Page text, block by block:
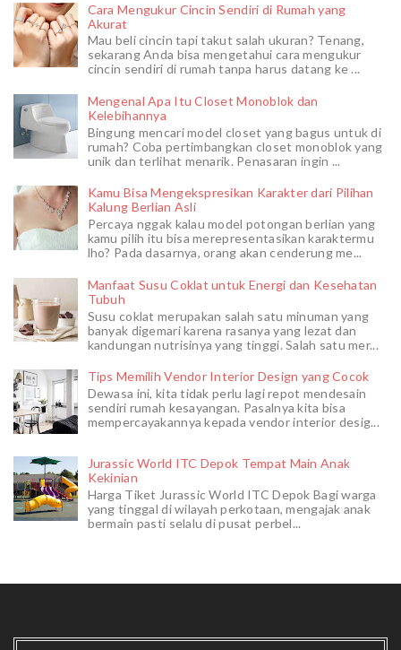
Cara Mengukur Cincin Sendiri di Rumah yang
Akurat
Mau beli cincin tapi takut salah ukuran? Tenang,
sekarang Anda bisa mengetahui cara mengukur
cincin sendiri di rumah tanpa harus datang ke ...
Mengenal Apa Itu Closet Monoblok dan
Kelebihannya
Bingung mencari model closet yang bagus untuk di
rumah? Coba pertimbangkan closet monoblok yang
unik dan terlihat menarik. Penasaran ingin ...
Kamu Bisa Mengekspresikan Karakter dari Pilihan
Kalung Berlian Asli
Percaya nggak kalau model potongan berlian yang
kamu pilih itu bisa merepresentasikan karaktermu
lho? Pada dasarnya, orang akan cenderung me...
Manfaat Susu Coklat untuk Energi dan Kesehatan
Tubuh
Susu coklat merupakan salah satu minuman yang
banyak digemari karena rasanya yang lezat dan
kandungan nutrisinya yang tinggi. Salah satu mer...
Tips Memilih Vendor Interior Design yang Cocok
Dewasa ini, kita tidak perlu lagi repot mendesain
sendiri rumah kesayangan. Pasalnya kita bisa
mempercayakannya kepada vendor interior desig...
Jurassic World ITC Depok Tempat Main Anak
Kekinian
Harga Tiket Jurassic World ITC Depok Bagi warga
yang tinggal di wilayah perkotaan, mengajak anak
bermain pasti selalu di pusat perbel...